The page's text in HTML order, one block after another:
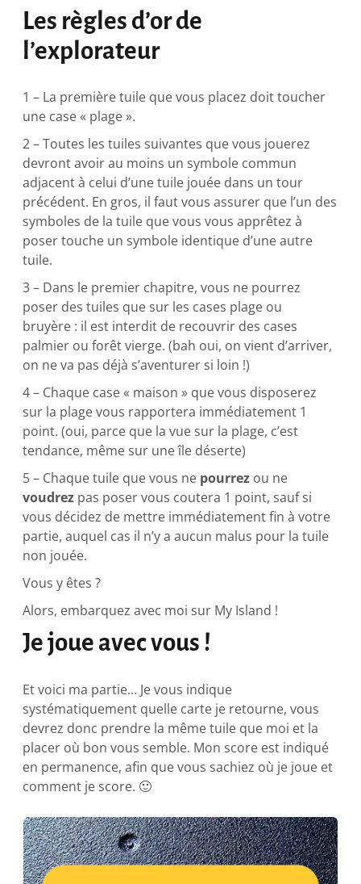
Les règles d’or de
l’explorateur
1 – La première tuile que vous placez doit toucher
une case « plage ».
2 – Toutes les tuiles suivantes que vous jouerez
devront avoir au moins un symbole commun
adjacent à celui d’une tuile jouée dans un tour
précédent. En gros, il faut vous assurer que l’un des
symboles de la tuile que vous vous apprêtez à
poser touche un symbole identique d’une autre
tuile.
3 – Dans le premier chapitre, vous ne pourrez
poser des tuiles que sur les cases plage ou
bruyère : il est interdit de recouvrir des cases
palmier ou forêt vierge. (bah oui, on vient d’arriver,
on ne va pas déjà s’aventurer si loin !)
4 – Chaque case « maison » que vous disposerez
sur la plage vous rapportera immédiatement 1
point. (oui, parce que la vue sur la plage, c’est
tendance, même sur une île déserte)
5 – Chaque tuile que vous ne pourrez ou ne
voudrez pas poser vous coutera 1 point, sauf si
vous décidez de mettre immédiatement fin à votre
partie, auquel cas il n’y a aucun malus pour la tuile
non jouée.
Vous y êtes ?
Alors, embarquez avec moi sur My Island !
Je joue avec vous !
Et voici ma partie… Je vous indique
systématiquement quelle carte je retourne, vous
devrez donc prendre la même tuile que moi et la
placer où bon vous semble. Mon score est indiqué
en permanence, afin que vous sachiez où je joue et
comment je score. 🙂